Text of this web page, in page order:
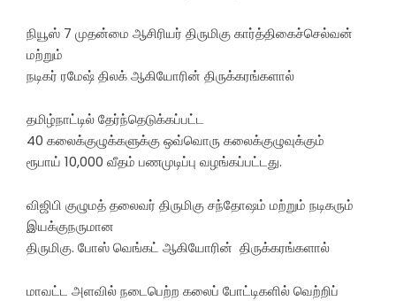
நியூஸ் 7 முதன்மை ஆசிரியர் திருமிகு கார்த்திகைச்செல்வன்
மற்றும்
நடிகர் ரமேஷ் திலக் ஆகியோரின் திருக்கரங்களால்
தமிழ்நாட்டில் தேர்ந்தெடுக்கப்பட்ட
40 கலைக்குழுக்களுக்கு ஒவ்வொரு கலைக்குழுவுக்கும்
ரூபாய் 10,000 வீதம் பணமுடிப்பு வழங்கப்பட்டது.
விஜிபி குழுமத் தலைவர் திருமிகு சந்தோஷம் மற்றும் நடிகரும்
இயக்குநருமான
திருமிகு. போஸ் வெங்கட் ஆகியோரின் திருக்கரங்களால்
மாவட்ட அளவில் நடைபெற்ற கலைப் போட்டிகளில் வெற்றிப்